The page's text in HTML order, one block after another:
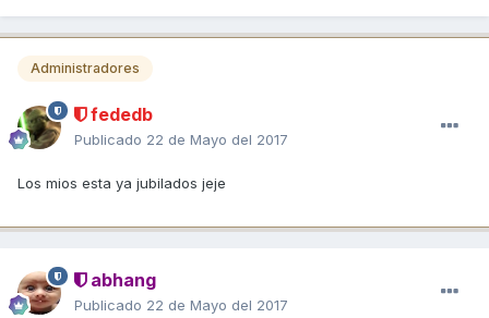
Administradores
fededb
Publicado 22 de Mayo del 2017
Los mios esta ya jubilados jeje
abhang
Publicado 22 de Mayo del 2017